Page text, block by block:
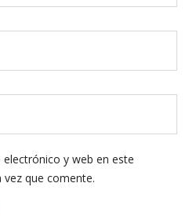
y web en este
que comente.